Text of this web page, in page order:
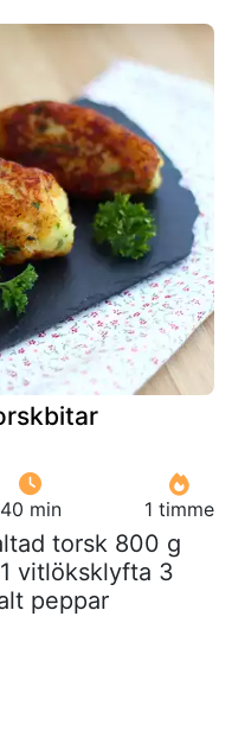
40 min 1 timme
torsk 800 g
vitlöksklyfta 3
peppar